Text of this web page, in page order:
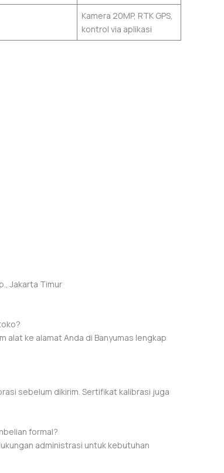
Kamera 20MP, RTK GPS,
kontrol via aplikasi
Jakarta Timur
alat ke alamat Anda di Banyumas lengkap
sebelum dikirim. Sertifikat kalibrasi juga
formal?
administrasi untuk kebutuhan